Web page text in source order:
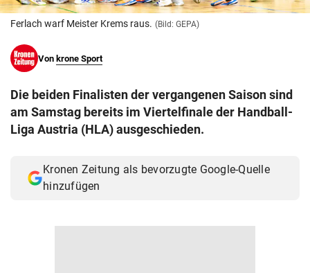
Ferlach warf Meister Krems raus. (Bild: GEPA)
Von krone Sport
Die beiden Finalisten der vergangenen Saison sind
am Samstag bereits im Viertelfinale der Handball-
Liga Austria (HLA) ausgeschieden.
Kronen Zeitung als bevorzugte Google-Quelle
hinzufügen